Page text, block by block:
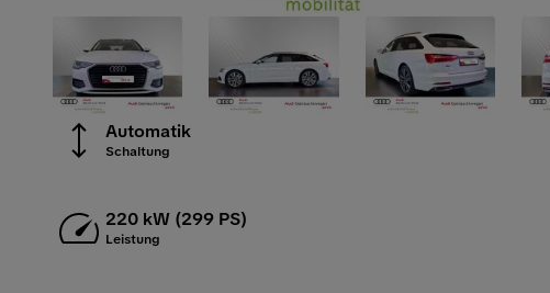
Automatik
Schaltung
220 kW (299 PS)
Leistung